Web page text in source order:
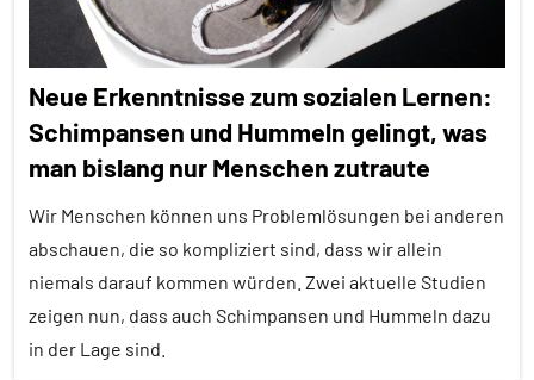
Tiergruppen
Forschung
aktuell
Insekten
Sterberisiko
Umwelteinflüsse
Neue Erkenntnisse zum sozialen Lernen:
Schimpansen und Hummeln gelingt, was
man bislang nur Menschen zutraute
Wir Menschen können uns Problemlösungen bei anderen
abschauen, die so kompliziert sind, dass wir allein
niemals darauf kommen würden. Zwei aktuelle Studien
zeigen nun, dass auch Schimpansen und Hummeln dazu
in der Lage sind.